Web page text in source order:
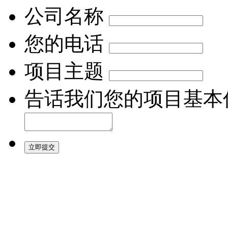
公司名称
您的电话
项目主题
告话我们您的项目基本